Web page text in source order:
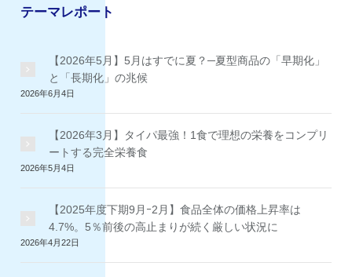
テーマレポート
【2026年5月】5月はすでに夏？─夏型商品の「早期化」
と「長期化」の兆候
2026年6月4日
【2026年3月】タイパ最強！1食で理想の栄養をコンプリ
ートする完全栄養食
2026年5月4日
【2025年度下期9月ｰ2月】食品全体の価格上昇率は
4.7%。5％前後の高止まりが続く厳しい状況に
2026年4月22日